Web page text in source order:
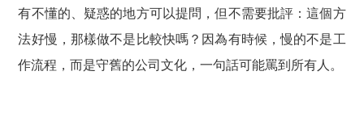
有不懂的、疑惑的地方可以提問，但不需要批評：這個方
法好慢，那樣做不是比較快嗎？因為有時候，慢的不是工
作流程，而是守舊的公司文化，一句話可能罵到所有人。